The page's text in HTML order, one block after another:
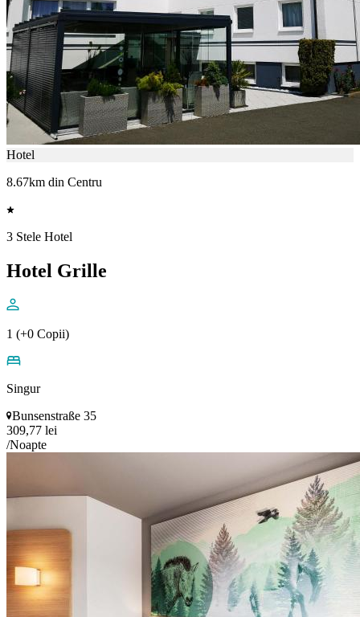
Hotel
8.67km din Centru
3 Stele Hotel
Hotel Grille
1 (+0 Copii)
Singur
Bunsenstraße 35
309,77 lei
/Noapte